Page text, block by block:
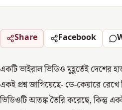
Share Facebook
একটি ভাইরাল ভিডিও মুহূর্তেই দেশের
একই প্রশ্ন জাগিয়েছে- ডে-কেয়ারে রেখে
ভিডিওটি আতঙ্ক তৈরি করেছে, কিন্তু